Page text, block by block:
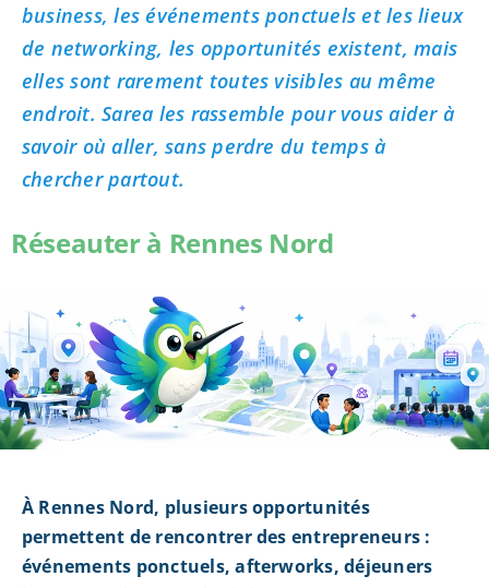
business, les événements ponctuels et les lieux
de networking, les opportunités existent, mais
elles sont rarement toutes visibles au même
endroit. Sarea les rassemble pour vous aider à
savoir où aller, sans perdre du temps à
chercher partout.
Réseauter à Rennes Nord
À Rennes Nord, plusieurs opportunités
permettent de rencontrer des entrepreneurs :
événements ponctuels, afterworks, déjeuners